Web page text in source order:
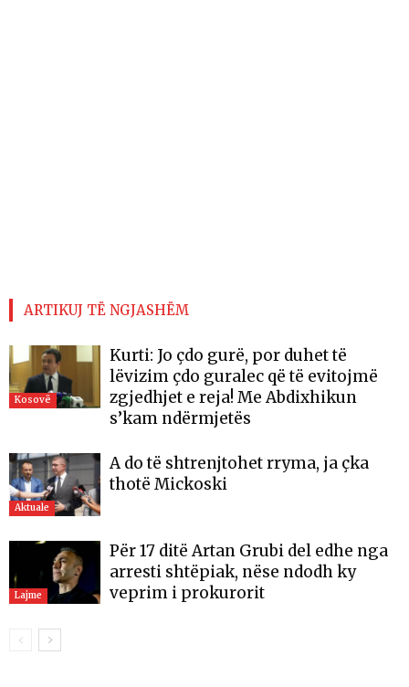
ARTIKUJ TË NGJASHËM
Kosovë
Kurti: Jo çdo gurë, por duhet të
lëvizim çdo guralec që të evitojmë
zgjedhjet e reja! Me Abdixhikun
s’kam ndërmjetës
Aktuale
A do të shtrenjtohet rryma, ja çka
thotë Mickoski
Lajme
Për 17 ditë Artan Grubi del edhe nga
arresti shtëpiak, nëse ndodh ky
veprim i prokurorit